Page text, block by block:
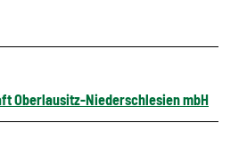
Oberlausitz-Niederschlesien mbH